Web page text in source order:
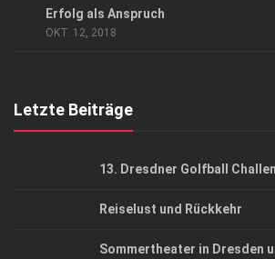
Erfolg als Anspruch
OKT. 12, 2018
Letzte Beiträge
13. Dresdner Golfball
Reiselust und Rückkehr
Sommertheater in Dresden